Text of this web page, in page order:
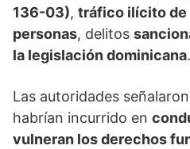
136-03), tráfico ilícito de
personas, delitos
la legislación dominicana.
Las autoridades
habrían incurrido en
vulneran los derechos